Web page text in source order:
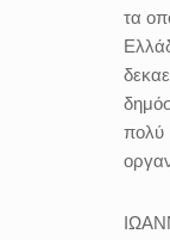
τα
πολύ